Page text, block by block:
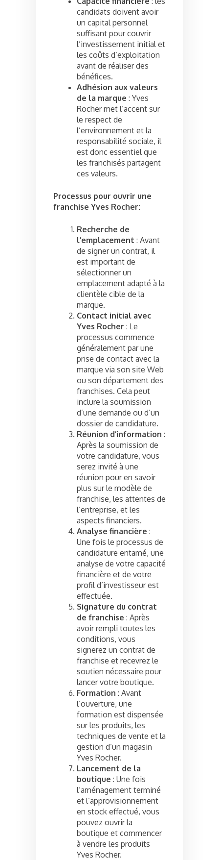
candidats doivent avoir
un capital personnel
suffisant pour couvrir
l’investissement initial et
les coûts d’exploitation
avant de réaliser des
bénéfices.
Adhésion aux valeurs
de la marque : Yves
Rocher met l’accent sur
le respect de
l’environnement et la
responsabilité sociale, il
est donc essentiel que
les franchisés partagent
ces valeurs.
Processus pour ouvrir une
franchise Yves Rocher:
Recherche de
l’emplacement : Avant
de signer un contrat, il
est important de
sélectionner un
emplacement adapté à la
clientèle cible de la
marque.
Contact initial avec
Yves Rocher : Le
processus commence
généralement par une
prise de contact avec la
marque via son site Web
ou son département des
franchises. Cela peut
inclure la soumission
d’une demande ou d’un
dossier de candidature.
Réunion d’information :
Après la soumission de
votre candidature, vous
serez invité à une
réunion pour en savoir
plus sur le modèle de
franchise, les attentes de
l’entreprise, et les
aspects financiers.
Analyse financière :
Une fois le processus de
candidature entamé, une
analyse de votre capacité
financière et de votre
profil d’investisseur est
effectuée.
Signature du contrat
de franchise : Après
avoir rempli toutes les
conditions, vous
signerez un contrat de
franchise et recevrez le
soutien nécessaire pour
lancer votre boutique.
Formation : Avant
l’ouverture, une
formation est dispensée
sur les produits, les
techniques de vente et la
gestion d’un magasin
Yves Rocher.
Lancement de la
boutique : Une fois
l’aménagement terminé
et l’approvisionnement
en stock effectué, vous
pouvez ouvrir la
boutique et commencer
à vendre les produits
Yves Rocher.